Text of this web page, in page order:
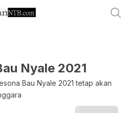
Nyale 2021
Bau Nyale 2021 tetap akan